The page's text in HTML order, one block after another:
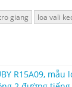
giang loa vali